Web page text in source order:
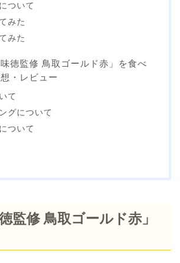
ついて
みた
みた
味徳監修 鳥取ゴールド赤」を食べ
・レビュー
て
グについて
ついて
監修 鳥取ゴールド赤」